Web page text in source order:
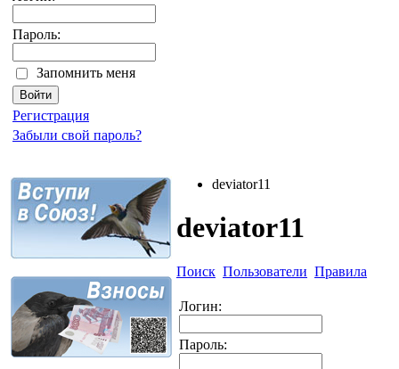
Пароль:
Запомнить меня
Регистрация
Забыли свой пароль?
deviator11
deviator11
Поиск Пользователи Правила
Логин:
Пароль: